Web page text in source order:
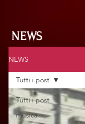
NEWS
NEWS
Tutti i post
musica
Tutti i post